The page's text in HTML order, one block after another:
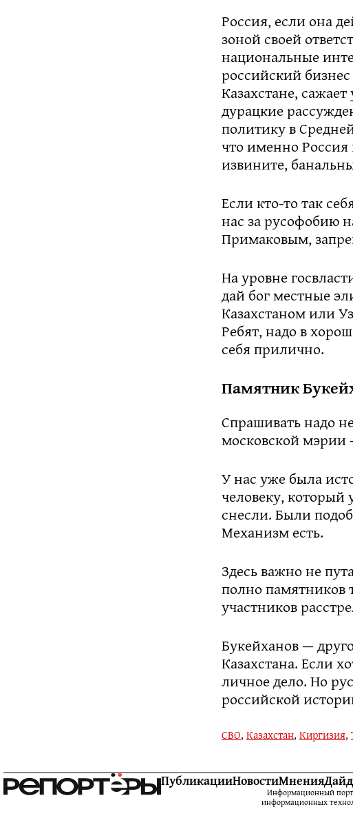
Россия, если она
зоной своей
национальные
российский
Казахстане,
дурацкие
политику в
что именно Россия
извините,
Если кто-то так
нас за русофобию
Примаковым,
На уровне
дай бог местные
Казахстаном или
Ребят, надо в
себя прилично.
Памятник
Спрашивать надо
московской мэрии
У нас уже была
человеку, который
снесли. Были
Механизм есть.
Здесь важно не
полно памятников
участников
Букейханов —
Казахстана. Если
личное дело. Но
российской
СВО, Казахстан, Киргизия,
ПубликацииНовостиМнения
Информационный
информационных